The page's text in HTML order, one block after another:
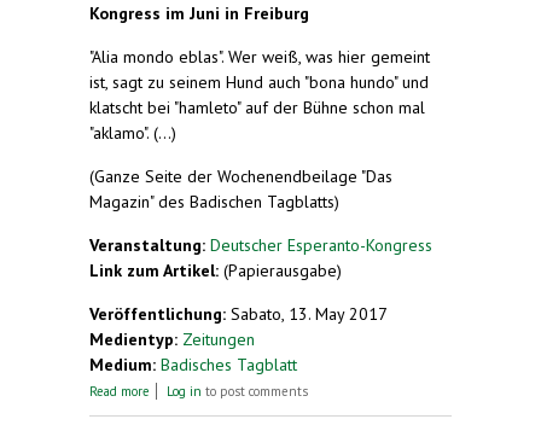
Kongress im Juni in Freiburg
"Alia mondo eblas". Wer weiß, was hier gemeint
ist, sagt zu seinem Hund auch "bona hundo" und
klatscht bei "hamleto" auf der Bühne schon mal
"aklamo". (...)
(Ganze Seite der Wochenendbeilage "Das
Magazin" des Badischen Tagblatts)
Veranstaltung: Deutscher Esperanto-Kongress
Link zum Artikel: (Papierausgabe)
Veröffentlichung: Sabato, 13. May 2017
Medientyp: Zeitungen
Medium: Badisches Tagblatt
Read more about Wenn "hamleto" viel "aklamo" bekommt
Log in to post comments